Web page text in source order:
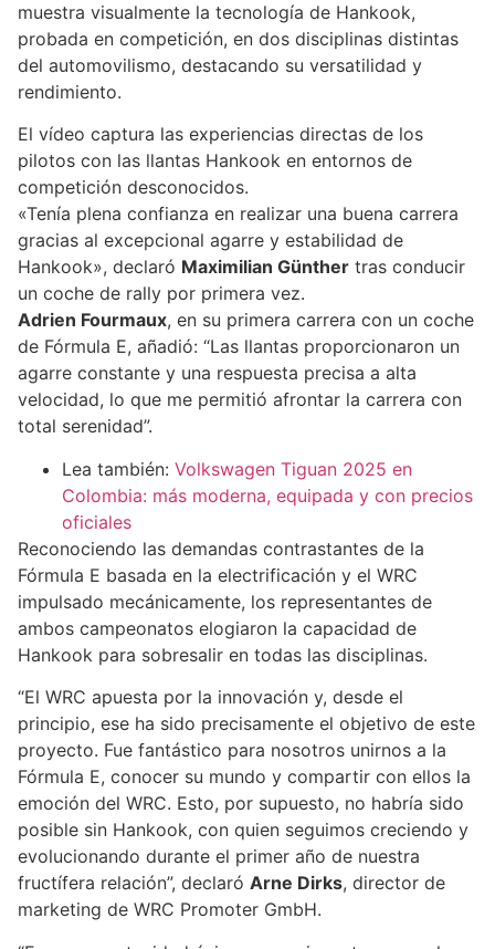
muestra visualmente la tecnología de Hankook,
probada en competición, en dos disciplinas distintas
del automovilismo, destacando su versatilidad y
rendimiento.
El vídeo captura las experiencias directas de los
pilotos con las llantas Hankook en entornos de
competición desconocidos.
«Tenía plena confianza en realizar una buena carrera
gracias al excepcional agarre y estabilidad de
Hankook», declaró Maximilian Günther tras conducir
un coche de rally por primera vez.
Adrien Fourmaux, en su primera carrera con un coche
de Fórmula E, añadió: “Las llantas proporcionaron un
agarre constante y una respuesta precisa a alta
velocidad, lo que me permitió afrontar la carrera con
total serenidad”.
Lea también: Volkswagen Tiguan 2025 en
Colombia: más moderna, equipada y con precios
oficiales
Reconociendo las demandas contrastantes de la
Fórmula E basada en la electrificación y el WRC
impulsado mecánicamente, los representantes de
ambos campeonatos elogiaron la capacidad de
Hankook para sobresalir en todas las disciplinas.
“El WRC apuesta por la innovación y, desde el
principio, ese ha sido precisamente el objetivo de este
proyecto. Fue fantástico para nosotros unirnos a la
Fórmula E, conocer su mundo y compartir con ellos la
emoción del WRC. Esto, por supuesto, no habría sido
posible sin Hankook, con quien seguimos creciendo y
evolucionando durante el primer año de nuestra
fructífera relación”, declaró Arne Dirks, director de
marketing de WRC Promoter GmbH.